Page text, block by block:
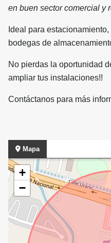
en buen sector comercial y
Ideal para
bodegas de
No pierdas la oportunidad
ampliar tus instalaciones!!
Contáctanos para más
Mapa
+
−